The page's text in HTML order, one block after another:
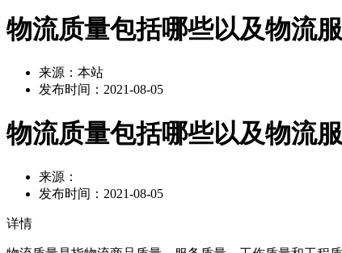
物流质量包括哪些以及物流
来源：本站
发布时间： 2021-08-05
物流质量包括哪些以及物流
来源：
发布时间： 2021-08-05
详情